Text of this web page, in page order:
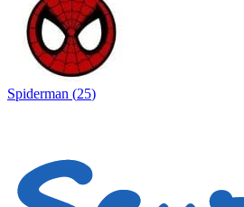
Spiderman (25)